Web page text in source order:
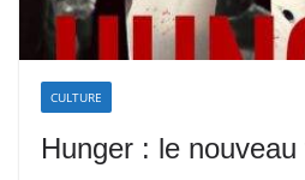
CULTURE
Hunger : le